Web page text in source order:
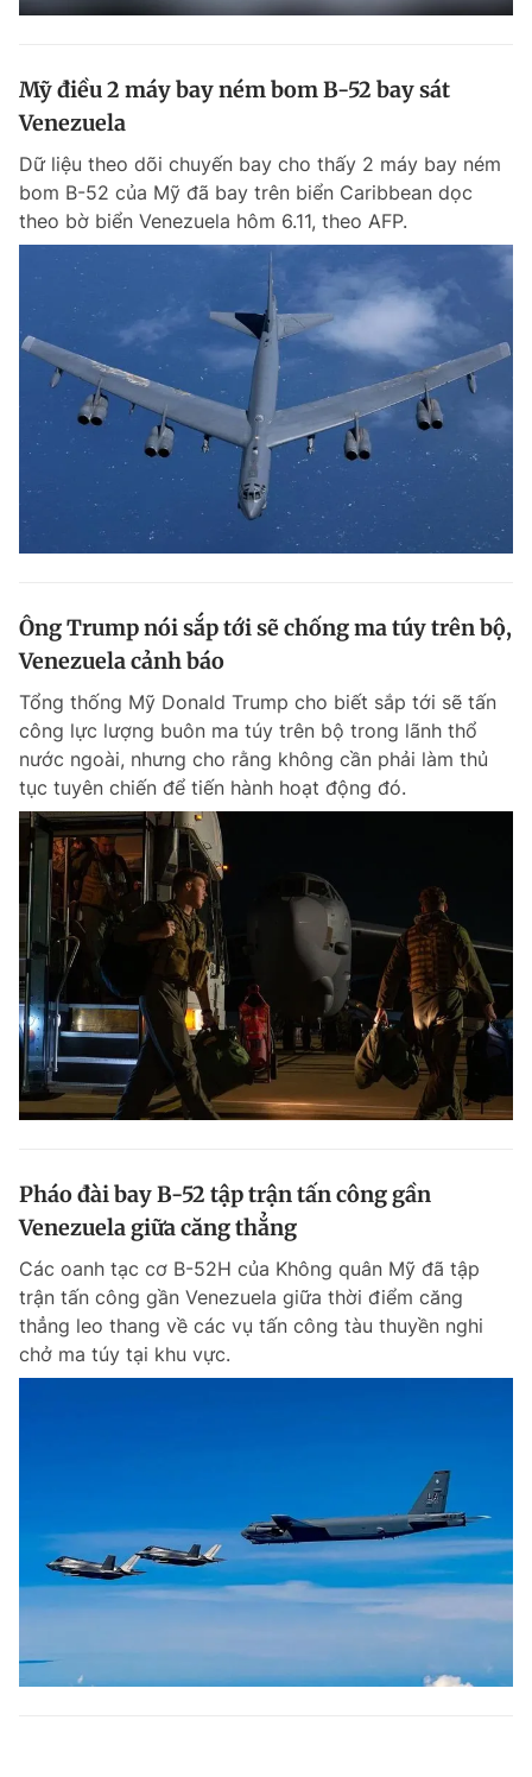
Mỹ điều 2 máy bay ném bom B-52 bay sát
Venezuela
Dữ liệu theo dõi chuyến bay cho thấy 2 máy bay ném
bom B-52 của Mỹ đã bay trên biển Caribbean dọc
theo bờ biển Venezuela hôm 6.11, theo AFP.
Ông Trump nói sắp tới sẽ chống ma túy trên bộ,
Venezuela cảnh báo
Tổng thống Mỹ Donald Trump cho biết sắp tới sẽ tấn
công lực lượng buôn ma túy trên bộ trong lãnh thổ
nước ngoài, nhưng cho rằng không cần phải làm thủ
tục tuyên chiến để tiến hành hoạt động đó.
Pháo đài bay B-52 tập trận tấn công gần
Venezuela giữa căng thẳng
Các oanh tạc cơ B-52H của Không quân Mỹ đã tập
trận tấn công gần Venezuela giữa thời điểm căng
thẳng leo thang về các vụ tấn công tàu thuyền nghi
chở ma túy tại khu vực.